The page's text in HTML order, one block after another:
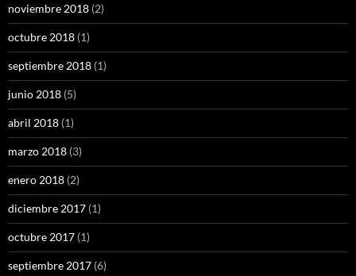
noviembre 2018 (2)
octubre 2018 (1)
septiembre 2018 (1)
junio 2018 (5)
abril 2018 (1)
marzo 2018 (3)
enero 2018 (2)
diciembre 2017 (1)
octubre 2017 (1)
septiembre 2017 (6)